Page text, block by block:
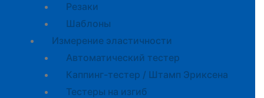
Резаки
Шаблоны
Измерение эластичности
Автоматический тестер
Каппинг-тестер / Штамп Эриксена
Тестеры на изгиб